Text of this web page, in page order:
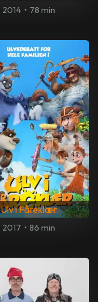
2014 • 78 min
Ulv i Fåreklær
2017 • 86 min